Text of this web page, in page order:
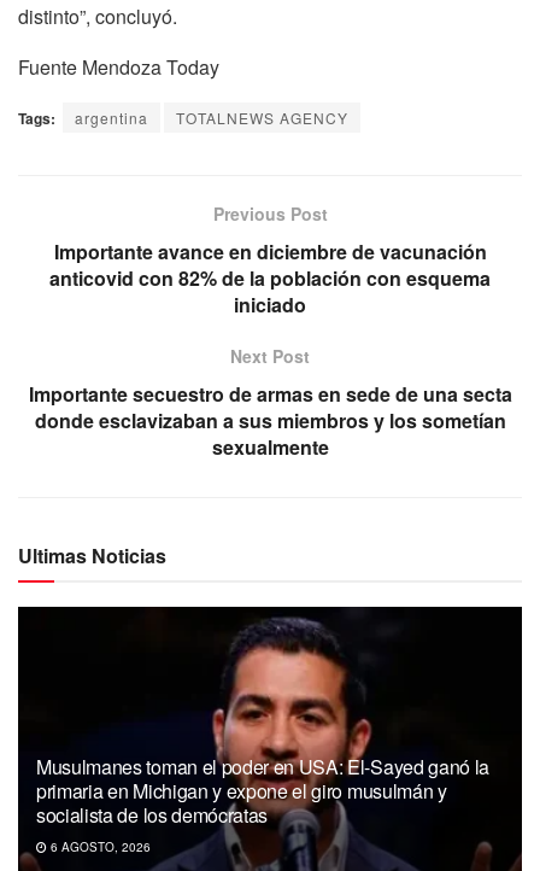
distinto”, concluyó.
Fuente Mendoza Today
Tags: argentina TOTALNEWS AGENCY
Previous Post
Importante avance en diciembre de vacunación
anticovid con 82% de la población con esquema
iniciado
Next Post
Importante secuestro de armas en sede de una secta
donde esclavizaban a sus miembros y los sometían
sexualmente
Ultimas Noticias
Musulmanes toman el poder en USA: El-Sayed ganó la
primaria en Michigan y expone el giro musulmán y
socialista de los demócratas
6 AGOSTO, 2026